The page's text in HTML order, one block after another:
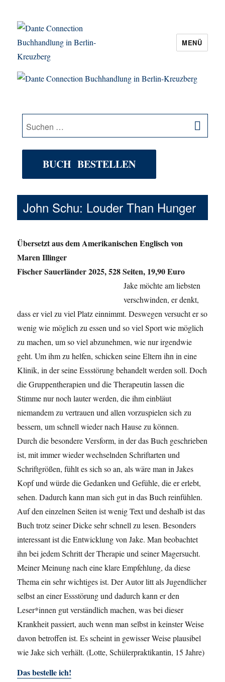
Dante Connection Buchhandlung in
MENÜ
Suche
nach:
BUCH BESTELLEN
John Schu: Louder Than Hunger
Übersetzt aus dem Amerikanischen Englisch von
Maren Illinger
Fischer Sauerländer 2025, 528 Seiten, 19,90 Euro
Jake möchte am liebsten
verschwinden, er denkt,
dass er viel zu viel Platz einnimmt. Deswegen versucht er so
wenig wie möglich zu essen und so viel Sport wie möglich
zu machen, um so viel abzunehmen, wie nur irgendwie
geht. Um ihm zu helfen, schicken seine Eltern ihn in eine
Klinik, in der seine Essstörung behandelt werden soll. Doch
die Gruppentherapien und die Therapeutin lassen die
Stimme nur noch lauter werden, die ihm einbläut
niemandem zu vertrauen und allen vorzuspielen sich zu
bessern, um schnell wieder nach Hause zu können.
Durch die besondere Versform, in der das Buch geschrieben
ist, mit immer wieder wechselnden Schriftarten und
Schriftgrößen, fühlt es sich so an, als wäre man in Jakes
Kopf und würde die Gedanken und Gefühle, die er erlebt,
sehen. Dadurch kann man sich gut in das Buch reinfühlen.
Auf den einzelnen Seiten ist wenig Text und deshalb ist das
Buch trotz seiner Dicke sehr schnell zu lesen. Besonders
interessant ist die Entwicklung von Jake. Man beobachtet
ihn bei jedem Schritt der Therapie und seiner Magersucht.
Meiner Meinung nach eine klare Empfehlung, da diese
Thema ein sehr wichtiges ist. Der Autor litt als Jugendlicher
selbst an einer Essstörung und dadurch kann er den
Leser*innen gut verständlich machen, was bei dieser
Krankheit passiert, auch wenn man selbst in keinster Weise
davon betroffen ist. Es scheint in gewisser Weise plausibel
wie Jake sich verhält. (Lotte, Schülerpraktikantin, 15 Jahre)
Das bestelle ich!